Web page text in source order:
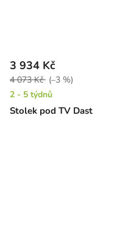
Stolek pod TV Dast
3 934 Kč
4 073 Kč (–3 %)
2 - 5 týdnů